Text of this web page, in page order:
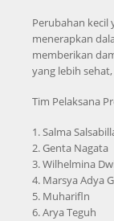
Perubahan kecil
menerapkan
memberikan
yang lebih
Tim Pelaksana
1. Salma
2. Genta Nagata
3. Wilhelmina
4. Marsya Adya
5. Muharifln
6. Arya Teguh